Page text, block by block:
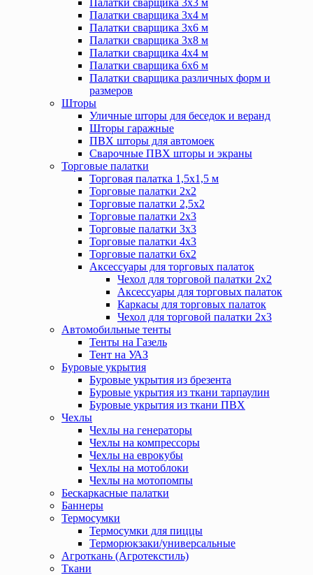
Палатки сварщика 3х4 м
Палатки сварщика 3х6 м
Палатки сварщика 3х8 м
Палатки сварщика 4х4 м
Палатки сварщика 6х6 м
Палатки сварщика различных форм и
размеров
Шторы
Уличные шторы для беседок и веранд
Шторы гаражные
ПВХ шторы для автомоек
Сварочные ПВХ шторы и экраны
Торговые палатки
Торговая палатка 1,5х1,5 м
Торговые палатки 2х2
Торговые палатки 2,5х2
Торговые палатки 2х3
Торговые палатки 3х3
Торговые палатки 4х3
Торговые палатки 6х2
Аксессуары для торговых палаток
Чехол для торговой палатки 2х2
Аксессуары для торговых палаток
Каркасы для торговых палаток
Чехол для торговой палатки 2х3
Автомобильные тенты
Тенты на Газель
Тент на УАЗ
Буровые укрытия
Буровые укрытия из брезента
Буровые укрытия из ткани тарпаулин
Буровые укрытия из ткани ПВХ
Чехлы
Чехлы на генераторы
Чехлы на компрессоры
Чехлы на еврокубы
Чехлы на мотоблоки
Чехлы на мотопомпы
Бескаркасные палатки
Баннеры
Термосумки
Термосумки для пиццы
Терморюкзаки/универсальные
Агроткань (Агротекстиль)
Ткани